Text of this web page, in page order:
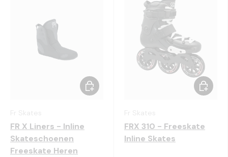
FR X Liners - Inline
Skateschoenen
Freeskate Heren
Kies mogelijkheden
FRX 310 - Freeskate
Inline Skates
Kies